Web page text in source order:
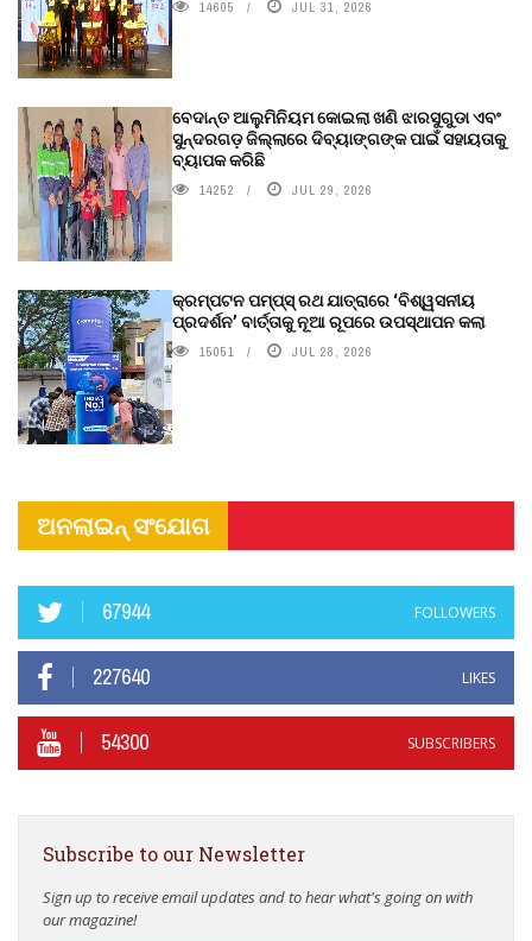
14605 JUL 31, 2026
ବେଦାନ୍ତ ଆଲୁମିନିୟମ କୋଇଲା ଖଣି ଝାରସୁଗୁଡା ଏବଂ
ସୁନ୍ଦରଗଡ଼ ଜିଲ୍ଲାରେ ଦିବ୍ୟାଙ୍ଗଙ୍କ ପାଇଁ ସହାୟତାକୁ
ବ୍ୟାପକ କରିଛି
14252 JUL 29, 2026
କ୍ରମ୍ପଟନ ପମ୍ପ୍‌ସ୍‌ ରଥ ଯାତ୍ରାରେ ‘ବିଶ୍ୱସନୀୟ
ପ୍ରଦର୍ଶନ’ ବାର୍ତ୍ତାକୁ ନୂଆ ରୂପରେ ଉପସ୍ଥାପନ କଲା
15051 JUL 28, 2026
ଅନଲାଇନ୍ ସଂଯୋଗ
67944 FOLLOWERS
227640 LIKES
54300 SUBSCRIBERS
Subscribe to our Newsletter
Sign up to receive email updates and to hear what's going on with
our magazine!